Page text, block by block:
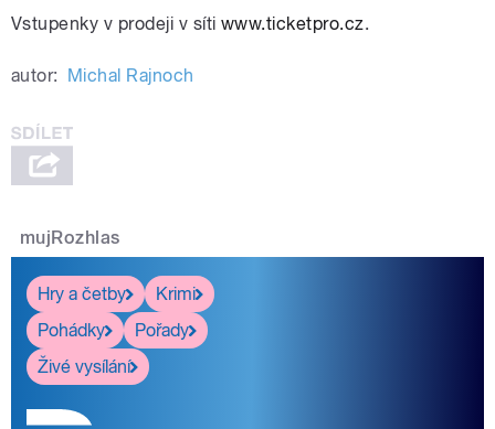
Vstupenky v prodeji v síti www.ticketpro.cz.
autor: Michal Rajnoch
mujRozhlas
Hry a četby
Krimi
Pohádky
Pořady
Živé vysílání